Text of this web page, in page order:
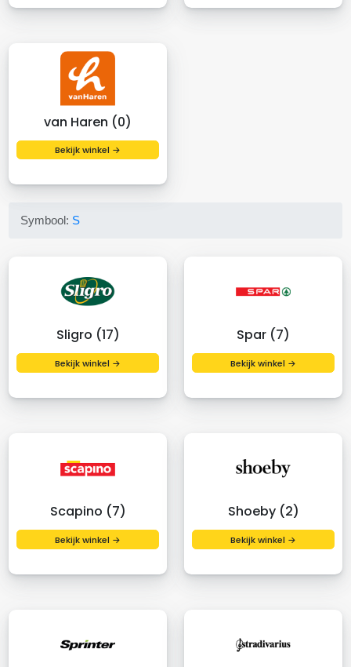
van Haren (0)
Bekijk winkel →
Symbool: S
Sligro (17)
Bekijk winkel →
Spar (7)
Bekijk winkel →
Scapino (7)
Bekijk winkel →
Shoeby (2)
Bekijk winkel →